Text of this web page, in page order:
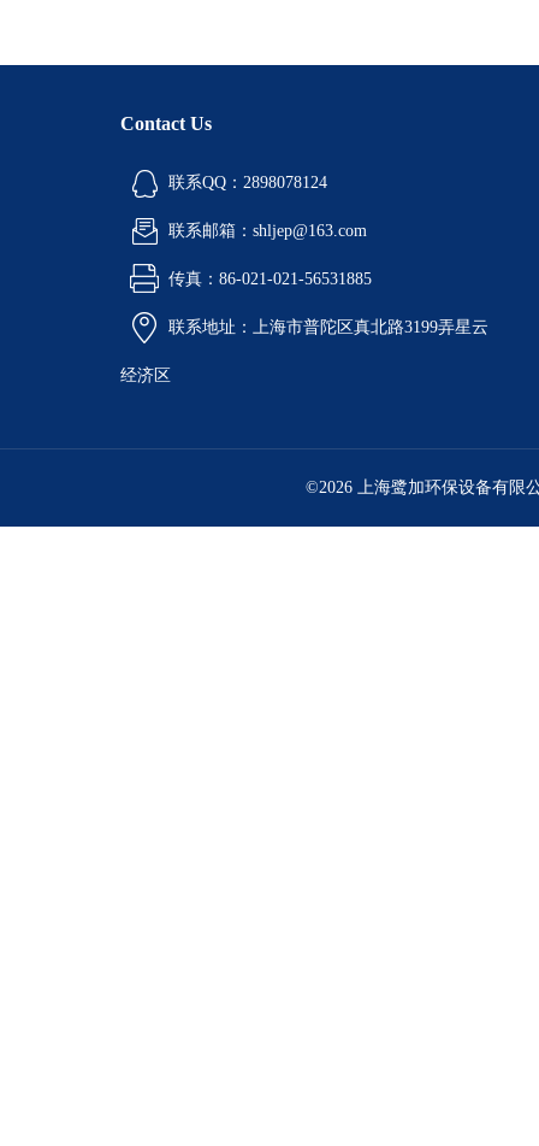
Contact Us
联系QQ：2898078124
联系邮箱：shljep@163.com
传真：86-021-021-56531885
联系地址：上海市普陀区真北路3199弄星云
经济区
©2026 上海鹭加环保设备有限